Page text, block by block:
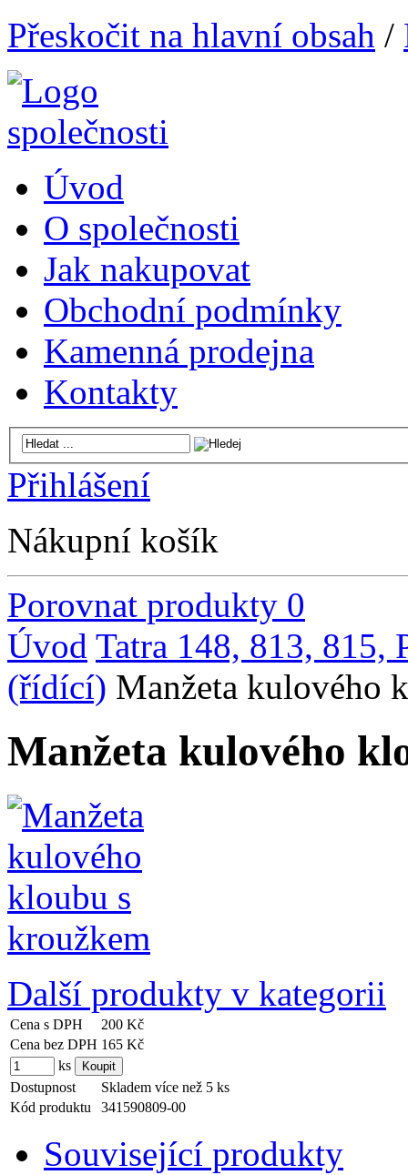
Přeskočit na hlavní obsah /
Úvod
O společnosti
Jak nakupovat
Obchodní podmínky
Kamenná prodejna
Kontakty
Přihlášení
Nákupní košík
Porovnat produkty 0
Úvod Tatra 148, 813, 815,
(řídící) Manžeta kulového
Manžeta kulového
Další produkty v kategorii
Cena s DPH
200 Kč
Cena bez DPH 165 Kč
ks
Dostupnost
Skladem více než 5 ks
Kód produktu
341590809-00
Související produkty